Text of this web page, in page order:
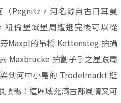
Pegnitz，河名源自古日耳曼
紐倫堡城堡周遭逛完後可以從
Maxpl的吊橋 Kettensteg 拍攝
Maxbrücke 拍劊子手之屋跟周
到河中小島的 Trödelmarkt 逛
順暢！這區域充滿古都風情又可